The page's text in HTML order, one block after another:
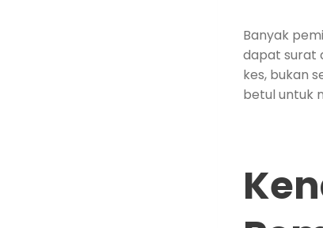
Banyak
dapat surat
kes, bukan
betul untuk